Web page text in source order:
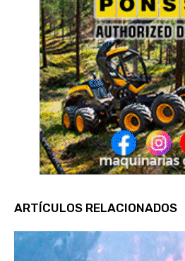
ARTÍCULOS RELACIONADOS